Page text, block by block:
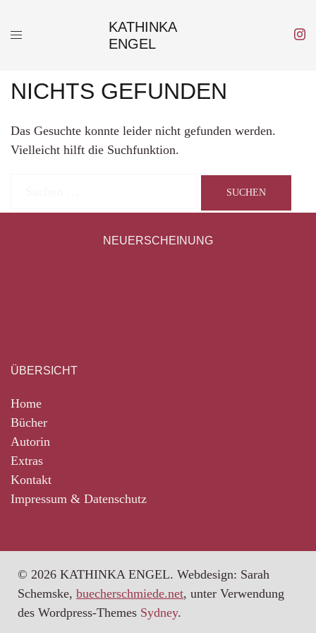
Inhalt
KATHINKA
ENGEL
NICHTS GEFUNDEN
Das Gesuchte konnte leider nicht gefunden werden.
Vielleicht hilft die Suchfunktion.
NEUERSCHEINUNG
ÜBERSICHT
Home
Bücher
Autorin
Extras
Kontakt
Impressum & Datenschutz
© 2026 KATHINKA ENGEL. Webdesign: Sarah
Schemske, buecherschmiede.net, unter Verwendung
des Wordpress-Themes Sydney.